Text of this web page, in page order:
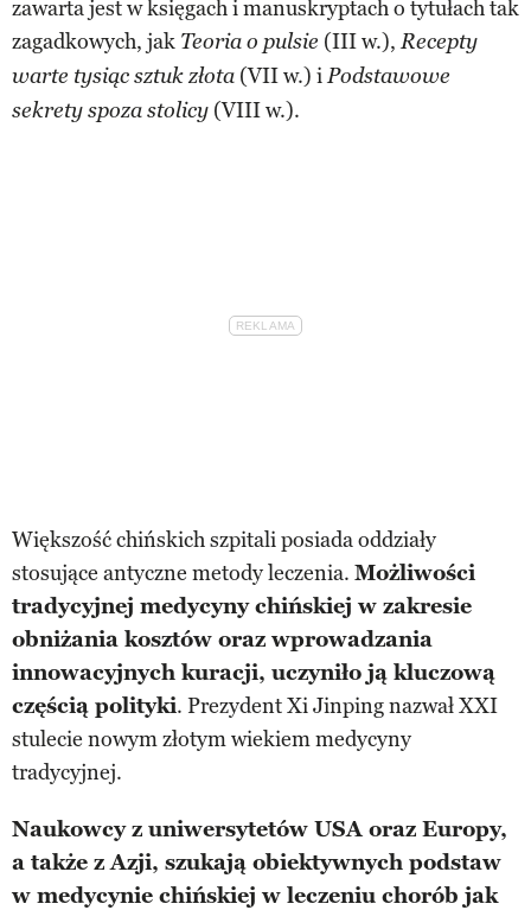
zawarta jest w księgach i manuskryptach o tytułach tak
zagadkowych, jak Teoria o pulsie (III w.), Recepty
warte tysiąc sztuk złota (VII w.) iPodstawowe
sekrety spoza stolicy (VIII w.).
Większość chińskich szpitali posiada oddziały
stosujące antyczne metody leczenia. Możliwości
tradycyjnej medycyny chińskiej w zakresie
obniżania kosztów oraz wprowadzania
innowacyjnych kuracji, uczyniło ją kluczową
częścią polityki. Prezydent Xi Jinping nazwał XXI
stulecie nowym złotym wiekiem medycyny
tradycyjnej.
Naukowcy z uniwersytetów USA oraz Europy,
a także z Azji, szukają obiektywnych podstaw
w medycynie chińskiej w leczeniu chorób jak